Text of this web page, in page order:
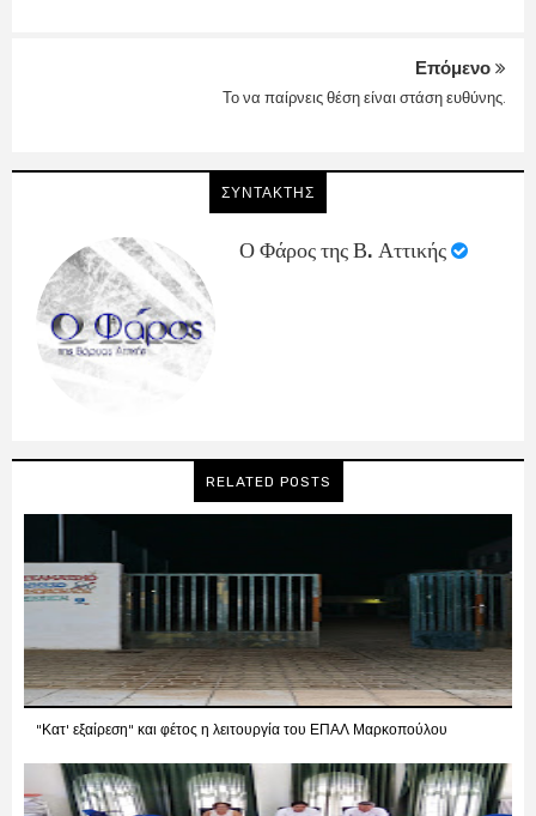
Επόμενο
Το να παίρνεις θέση είναι στάση ευθύνης.
ΣΥΝΤΑΚΤΗΣ
Ο Φάρος της Β. Αττικής
RELATED POSTS
"Κατ' εξαίρεση" και φέτος η λειτουργία του ΕΠΑΛ Μαρκοπούλου